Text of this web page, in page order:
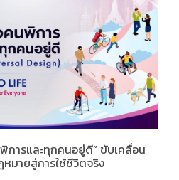
การและทุกคนอยู่ดี” ขับเคลื่อน
มายสู่การใช้ชีวิตจริง